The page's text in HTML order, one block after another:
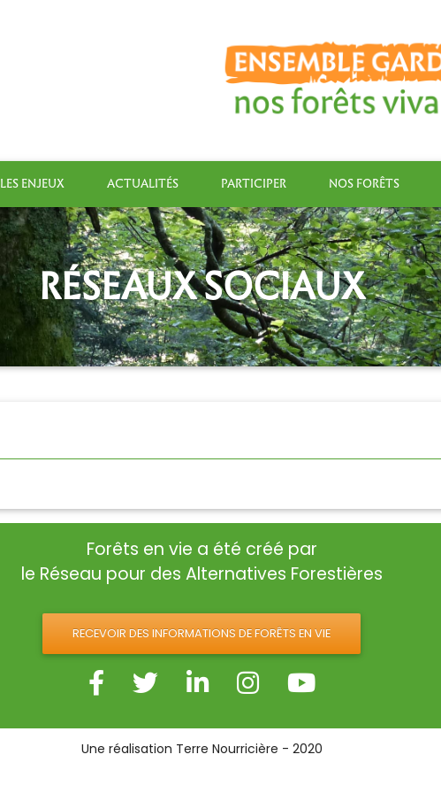
LES ENJEUX ACTUALITÉS PARTICIPER NOS FORÊTS
RÉSEAUX SOCIAUX
Forêts en vie a été créé par
le Réseau pour des Alternatives Forestières
RECEVOIR DES INFORMATIONS DE FORÊTS EN VIE
Une réalisation Terre Nourricière - 2020